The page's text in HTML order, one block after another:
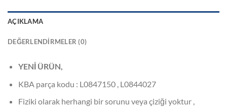
AÇIKLAMA
DEĞERLENDIRMELER (0)
YENİ ÜRÜN,
KBA parça kodu : L0847150 , L0844027
Fiziki olarak herhangi bir sorunu veya çiziği yoktur ,